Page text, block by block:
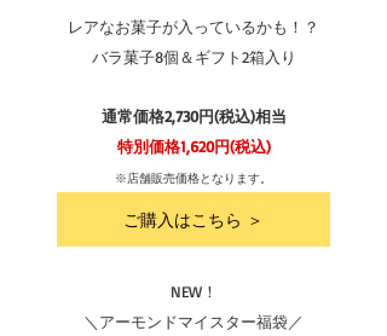
レアなお菓子が入っているかも！？
バラ菓子8個＆ギフト2箱入り
通常価格2,730円(税込)相当
特別価格1,620円(税込)
※店舗販売価格となります。
ご購入はこちら ＞
NEW！
＼アーモンドマイスター福袋／